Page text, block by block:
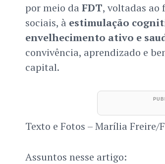
por meio da FDT, voltadas ao
sociais, à estimulação
envelhecimento ativo e
convivência, aprendizado e
capital.
Texto e Fotos – Marília Freire/
Assuntos nesse artigo: